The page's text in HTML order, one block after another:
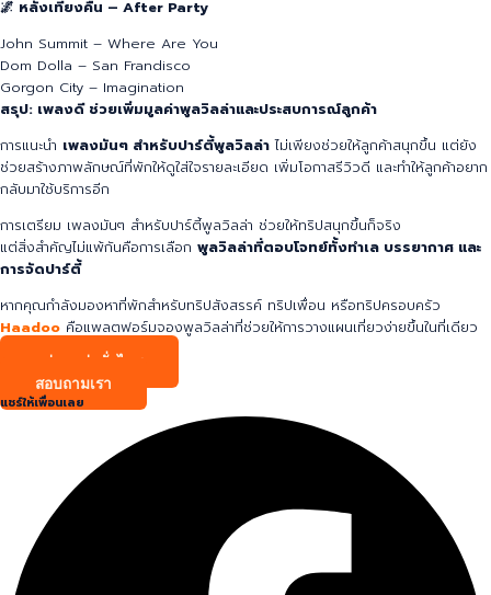
Martin Garrix – Animals
Fisher – Losing It
Swedish House Mafia – Greyhound
🌌 หลังเที่ยงคืน – After Party
John Summit – Where Are You
Dom Dolla – San Frandisco
Gorgon City – Imagination
การแนะนำ เพลงมันๆ สำหรับปาร์ตี้พูลวิลล่าไม่เพียงช่วยให้ลูกค้าสนุกขึ้น แต่ยัง
ช่วยสร้างภาพลักษณ์ที่พักให้ดูใส่ใจรายละเอียด เพิ่มโอกาสรีวิวดี และทำให้ลูกค้าอยาก
กลับมาใช้บริการอีก
การเตรียม เพลงมันๆ สำหรับปาร์ตี้พูลวิลล่า ช่วยให้ทริปสนุกขึ้นก็จริง
แต่สิ่งสำคัญไม่แพ้กันคือการเลือกพูลวิลล่าที่ตอบโจทย์ทั้งทำเล บรรยากาศ และ
การจัดปาร์ตี้
หากคุณกำลังมองหาที่พักสำหรับทริปสังสรรค์ ทริปเพื่อน หรือทริปครอบครัว
คือแพลตฟอร์มจองพูลวิลล่าที่ช่วยให้การวางแผนเที่ยวง่ายขึ้นในที่เดียว
กลุ่มพูลล่าทั่วไทย
สอบถามเรา
แชร์ให้เพื่อนเลย